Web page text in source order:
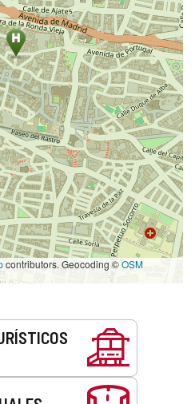
contributors. Geocoding ©OSM